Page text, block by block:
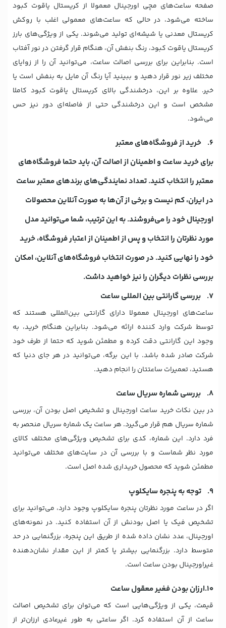
صفحه ساعت‌های مچی اورجینال معمولا از کریستال یاقوت کبود
ساخته می‌شود، در حالی که ساعت‌های معمولی اغلب با روکش
کریستال معدنی یا شیشه‌ای تولید می‌شوند. یکی از ویژگی‌های بارز
کریستال یاقوت کبود، رنگ بنفش آن، هنگام قرار گرفتن در نور آفتاب
است. بنابراین برای بررسی اصالت ساعت، می‌توانید آن را از زوایای
مختلف زیر نور قرار دهید و ببینید آیا رنگ آن مایل به بنفش است یا
خیر. علاوه بر این، درخشندگی بالای کریستال یاقوت کبود کاملا
مشخص است و این درخشندگی حتی از فاصله‌ای دور نیز حس
می‌شود.
6. خرید از فروشگاه‌های معتبر
برای خرید ساعت و اطمینان از اصالت آن، باید حتما فروشگاه‌های
معتبر را انتخاب کنید. تعداد نمایندگی‌های برندهای معتبر ساعت
در ایران، کم نیست و برخی از آن‌ها به ‌صورت آنلاین محصولات
اورجینال خود را می‌فروشند. به این ترتیب، شما می‌توانید مدل
مورد نظرتان را انتخاب و پس از اطمینان از اعتبار فروشگاه، خرید
خود را نهایی کنید. در صورت انتخاب فروشگاه‌های آنلاین، امکان
بررسی نظرات دیگران را نیز خواهید داشت.
7. بررسی گارانتی بین المللی ساعت
ساعت‌های اورجینال معمولا دارای گارانتی بین‌المللی هستند که
توسط شرکت وارد کننده ارائه می‌شود. بنابراین هنگام خرید، به
وجود این گارانتی دقت کرده و مطمئن شوید که حتما از طرف خود
شرکت صادر شده باشد. با این برگه، می‌توانید در هر جای دنیا که
هستید، تعمیرات ساعتتان را انجام دهید.
8. بررسی شماره سریال ساعت
در بین نکات خرید ساعت اورجینال و تشخیص اصل بودن آن، بررسی
شماره سریال هم قرار می‌گیرد. هر ساعت یک شماره سریال منحصر به
فرد دارد. این شماره، کدی برای تشخیص ویژگی‌های مختلف کالای
مورد نظر شماست و با بررسی آن در سایت‌های مختلف می‌توانید
مطمئن شوید که محصول خریداری شده اصل است.
9. توجه به پنجره سایکلوپ
اگر در ساعت مورد نظرتان پنجره سایکلوپ وجود دارد، می‌توانید برای
تشخیص فیک یا اصل بودنش از آن استفاده کنید. در نمونه‌های
اورجینال، عدد نشان داده شده از طریق این پنجره، بزرگنمایی در حد
متوسط دارد. بزرگنمایی بیشتر یا کمتر از این مقدار نشان‌دهنده
غیراورجینال بودن ساعت است.
10.ارزان بودن فغیر معقول ساعت
قیمت، یکی از ویژگی‌هایی است که می‌توان برای تشخیص اصالت
ساعت از آن استفاده کرد. اگر ساعتی به طور غیرعادی ارزان‌تر از